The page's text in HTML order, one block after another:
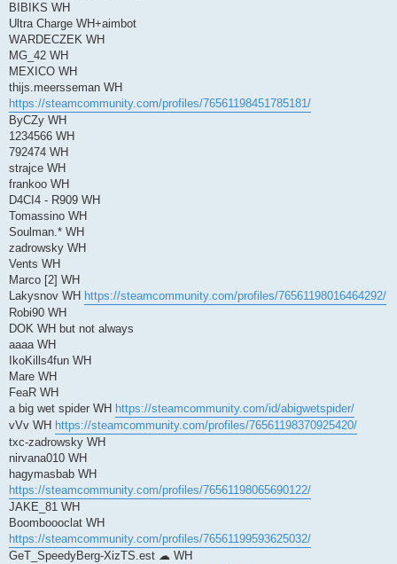
BIBIKS WH
Ultra Charge WH+aimbot
WARDECZEK WH
MG_42 WH
MEXICO WH
thijs.meersseman WH
https://steamcommunity.com/profiles/76561198451785181/
ByCZy WH
1234566 WH
792474 WH
strajce WH
frankoo WH
D4CI4 - R909 WH
Tomassino WH
Soulman.* WH
zadrowsky WH
Vents WH
Marco [2] WH
Lakysnov WH https://steamcommunity.com/profiles/76561198016464292/
Robi90 WH
DOK WH but not always
aaaa WH
IkoKills4fun WH
Mare WH
FeaR WH
a big wet spider WH https://steamcommunity.com/id/abigwetspider/
vVv WH https://steamcommunity.com/profiles/76561198370925420/
txc-zadrowsky WH
nirvana010 WH
hagymasbab WH
https://steamcommunity.com/profiles/76561198065690122/
JAKE_81 WH
Boomboooclat WH
https://steamcommunity.com/profiles/76561199593625032/
GeT_SpeedyBerg-XizTS.est ☁ WH